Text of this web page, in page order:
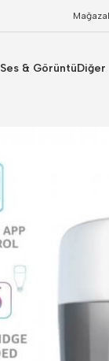
Ses & GörüntüDiğer